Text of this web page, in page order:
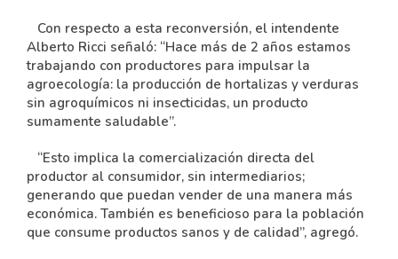
Con respecto a esta reconversión, el intendente
Alberto Ricci señaló: “Hace más de 2 años estamos
trabajando con productores para impulsar la
agroecología: la producción de hortalizas y verduras
sin agroquímicos ni insecticidas, un producto
sumamente saludable”.
“Esto implica la comercialización directa del
productor al consumidor, sin intermediarios;
generando que puedan vender de una manera más
económica. También es beneficioso para la población
que consume productos sanos y de calidad”, agregó.